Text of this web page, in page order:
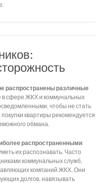
распространены различные
в сфере ЖКХ и коммунальных
чтобы не стать
квартиры рекомендуется
обмана.
распространенными
их распознавать. Часто
коммунальных служб,
компаний ЖКХ. Они
долгов, навязывать